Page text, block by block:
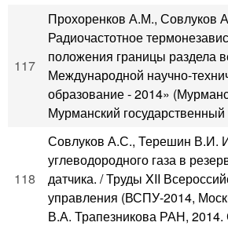
117
Прохоренков А.М., Совлуков
Радиочастотное
положения границы раздела
Международной научно-
образование - 2014»
Мурманский
118
Совлуков А.С., Терешин В.И.
углеводородного газа в
датчика. / Труды XII
управления (ВСПУ-2014,
В.А. Трапезникова РАН, 2014.